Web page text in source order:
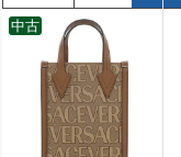
中古